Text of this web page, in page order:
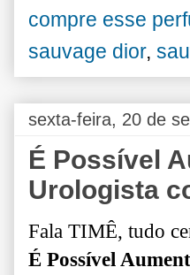
compre esse
sauvage dior,
sexta-feira, 20 de
É Possível
Urologista
Fala TIMÊ, tudo
É Possível